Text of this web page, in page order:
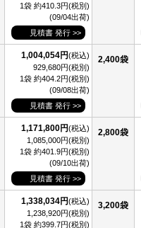
1袋 約410.3円(税別)
(09/04出荷)
見積書 発行 >>
1,004,054円(税込)
929,680円(税別)
1袋 約404.2円(税別)
(09/08出荷)
見積書 発行 >>
2,400袋
1,171,800円(税込)
1,085,000円(税別)
1袋 約401.9円(税別)
(09/10出荷)
見積書 発行 >>
2,800袋
1,338,034円(税込)
1,238,920円(税別)
1袋 約399.7円(税別)
3,200袋